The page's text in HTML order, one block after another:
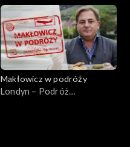
Makłowicz w podróży
Londyn – Podróż